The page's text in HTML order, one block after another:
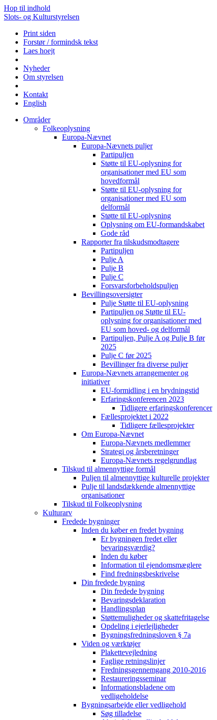
Hop til indhold
Slots- og Kulturstyrelsen
Print siden
Forstør / formindsk tekst
Laes hoejt
Nyheder
Om styrelsen
Kontakt
English
Områder
Folkeoplysning
Europa-Nævnet
Europa-Nævnets puljer
Partipuljen
Støtte til EU-oplysning for
organisationer med EU som
hovedformål
Støtte til EU-oplysning for
organisationer med EU som
delformål
Støtte til EU-oplysning
Oplysning om EU-formandskabet
Gode råd
Rapporter fra tilskudsmodtagere
Partipuljen
Pulje A
Pulje B
Pulje C
Forsvarsforbeholdspuljen
Bevillingsoversigter
Pulje Støtte til EU-oplysning
Partipuljen og Støtte til EU-
oplysning for organisationer med
EU som hoved- og delformål
Partipuljen, Pulje A og Pulje B før
2025
Pulje C før 2025
Bevillinger fra diverse puljer
Europa-Nævnets arrangementer og
initiativer
EU-formidling i en brydningstid
Erfaringskonferencen 2023
Tidligere erfaringskonferencer
Fællesprojektet i 2022
Tidligere fællesprojekter
Om Europa-Nævnet
Europa-Nævnets medlemmer
Strategi og årsberetninger
Europa-Nævnets regelgrundlag
Tilskud til almennyttige formål
Puljen til almennyttige kulturelle projekter
Pulje til landsdækkende almennyttige
organisationer
Tilskud til Folkeoplysning
Kulturarv
Fredede bygninger
Inden du køber en fredet bygning
Er bygningen fredet eller
bevaringsværdig?
Inden du køber
Information til ejendomsmæglere
Find fredningsbeskrivelse
Din fredede bygning
Din fredede bygning
Bevaringsdeklaration
Handlingsplan
Støttemuligheder og skattefritagelse
Opdeling i ejerlejligheder
Bygningsfredningsloven § 7a
Viden og værktøjer
Plakettevejledning
Faglige retningslinjer
Fredningsgennemgang 2010-2016
Restaureringsseminar
Informationsbladene om
vedligeholdelse
Bygningsarbejde eller vedligehold
Søg tilladelse